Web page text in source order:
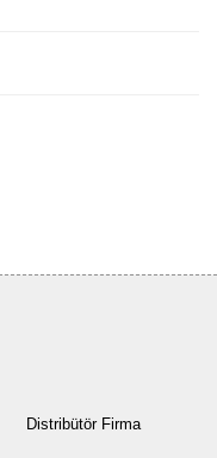
Distribütör Firma